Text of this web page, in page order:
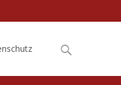
Search